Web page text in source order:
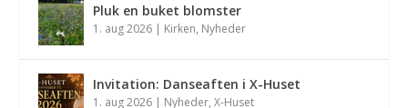
Pluk en buket blomster
1. aug 2026 | Kirken, Nyheder
Invitation: Danseaften i X-Huset
1. aug 2026 | Nyheder,X-Huset